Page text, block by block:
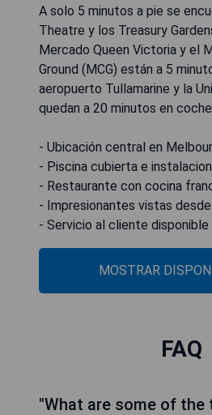
A solo 5 minutos a pie se
Theatre y los Treasury
Mercado Queen Victoria y el
Ground (MCG) están a 5
aeropuerto Tullamarine y la
quedan a 20 minutos en coche.
- Ubicación central en
- Piscina cubierta e
- Restaurante con cocina
- Impresionantes vistas
- Servicio al cliente disponible
MOSTRAR
FAQ
"What are some of the